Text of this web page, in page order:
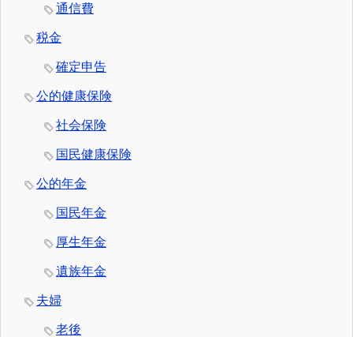
通信費
税金
確定申告
公的健康保険
社会保険
国民健康保険
公的年金
国民年金
厚生年金
遺族年金
夫婦
老後